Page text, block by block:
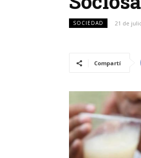
SOCIEDAD 21 de
Compartí